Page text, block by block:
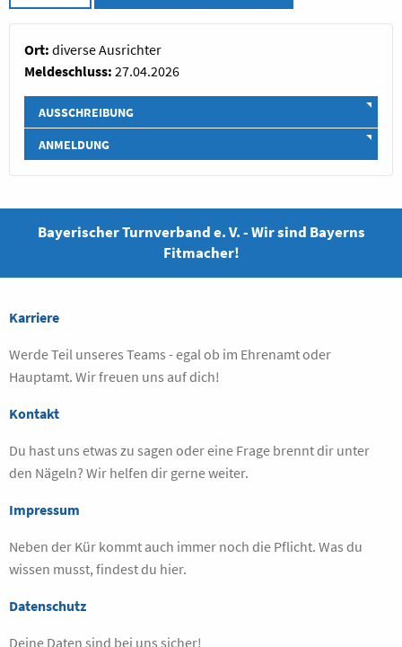
Ort: diverse Ausrichter
Meldeschluss: 27.04.2026
AUSSCHREIBUNG
ANMELDUNG
Bayerischer Turnverband e. V. - Wir sind Bayerns
Fitmacher!
Karriere
Werde Teil unseres Teams - egal ob im Ehrenamt oder
Hauptamt. Wir freuen uns auf dich!
Kontakt
Du hast uns etwas zu sagen oder eine Frage brennt dir unter
den Nägeln? Wir helfen dir gerne weiter.
Impressum
Neben der Kür kommt auch immer noch die Pflicht. Was du
wissen musst, findest du hier.
Datenschutz
Deine Daten sind bei uns sicher!